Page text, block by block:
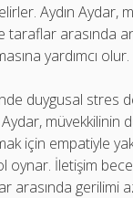
Aydın Aydar,
taraflar arasında
yardımcı olur.
duygusal stres
müvekkilinin
için empatiyle
oynar. İletişim
arasında gerilimi